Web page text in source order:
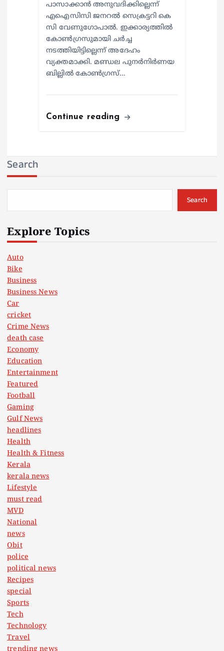
പാസാക്കാൻ അനുവദിക്കില്ലെന്ന്
എഐസിസി ജനറൽ സെക്രട്ടറി കെ
സി വേണുഗോപാൽ. ഇക്കാര്യത്തിൽ
കോൺഗ്രസുമായി ചർച്ച
നടത്തിയിട്ടില്ലെന്ന് അദേഹം
വ്യക്തമാക്കി. മണ്ഡല പുനർനിർണയ
ബില്ലിൽ കോൺഗ്രസ്…
Continue reading
Search
Search
Explore Topics
Auto
Bike
Business
Business News
Car
cricket
Crime News
death case
Economy
Education
Entertainment
Featured
Football
Gaming
Gulf News
headlines
Health
Health & Fitness
Kerala
kerala news
Lifestyle
must read
MVD
National
news
Obit
police
political news
Recipes
special
Sports
Tech
Technology
Travel